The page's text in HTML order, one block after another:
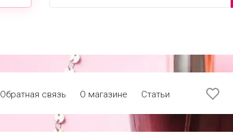
Обратная связь О магазине Статьи